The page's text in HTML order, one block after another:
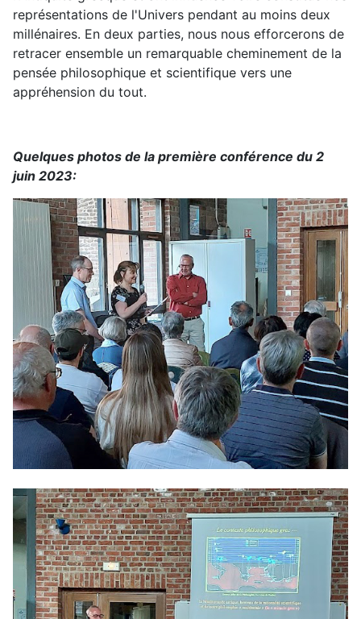
représentations de l'Univers pendant au moins deux
millénaires. En deux parties, nous nous efforcerons de
retracer ensemble un remarquable cheminement de la
pensée philosophique et scientifique vers une
appréhension du tout.
Quelques photos de la première conférence du 2
juin 2023: